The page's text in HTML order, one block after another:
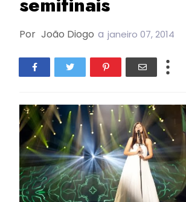
Por João Diogo a janeiro 07, 2014